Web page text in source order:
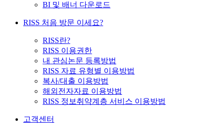
BI 및 배너 다운로드
RISS 처음 방문 이세요?
RISS란?
RISS 이용권한
내 관심논문 등록방법
RISS 자료 유형별 이용방법
복사/대출 이용방법
해외전자자료 이용방법
RISS 정보취약계층 서비스 이용방법
고객센터